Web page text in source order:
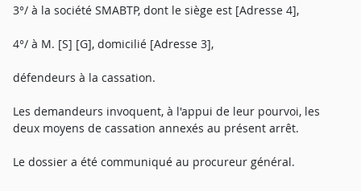
3°/ à la société SMABTP, dont le siège est [Adresse 4],
4°/ à M. [S] [G], domicilié [Adresse 3],
défendeurs à la cassation.
Les demandeurs invoquent, à l'appui de leur pourvoi, les
deux moyens de cassation annexés au présent arrêt.
Le dossier a été communiqué au procureur général.